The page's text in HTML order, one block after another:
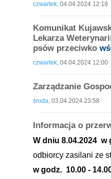
czwartek, 04.04.2024 12:18
Komunikat
Lekarza
psów przeciwko
czwartek, 04.04.2024 12:00
Zarządzanie
środa, 03.04.2024 23:58
Informacja o
W dniu 8.04.2024 w
odbiorcy zasilani ze
w godz. 10.00 -